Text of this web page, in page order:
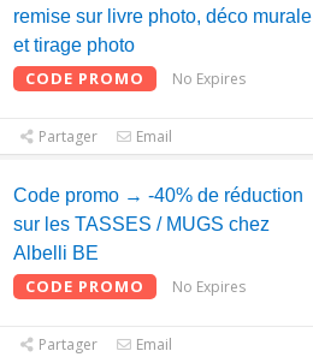
remise sur livre photo, déco murale
et tirage photo
CODE PROMO No Expires
Partager Email
Code promo → -40% de réduction
sur les TASSES / MUGS chez
Albelli BE
CODE PROMO No Expires
Partager Email